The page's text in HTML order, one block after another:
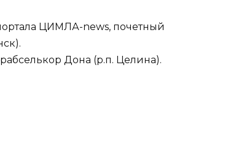
ЦИМЛА-news, почетный
Дона (р.п. Целина).